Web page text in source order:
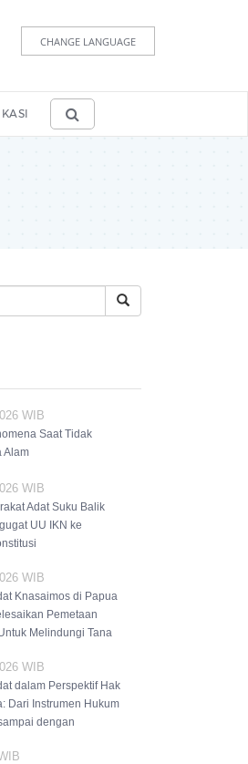
CHANGE LANGUAGE
WIB
Saat Tidak
Alam
WIB
Adat Suku Balik
UU IKN ke
WIB
Knasaimos di Papua
Pemetaan
Melindungi Tana
WIB
dalam Perspektif Hak
Dari Instrumen Hukum
dengan